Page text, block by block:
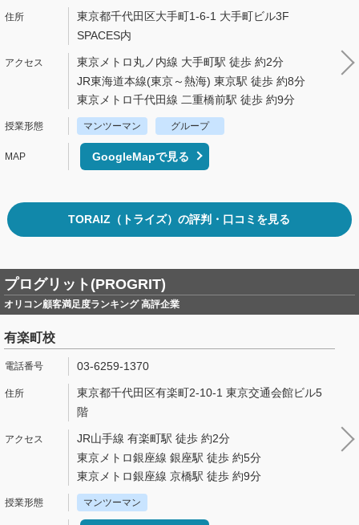
東京都千代田区大手町1-6-1 大手町ビル3F
SPACES内
東京メトロ丸ノ内線 大手町駅 徒歩 約2分
JR東海道本線(東京～熱海) 東京駅 徒歩 約8分
東京メトロ千代田線 二重橋前駅 徒歩 約9分
マンツーマン グループ
GoogleMapで見る
TORAIZ（トライズ）の評判・口コミを見る
プログリット(PROGRIT)
オリコン顧客満足度ランキング 高評企業
有楽町校
03-6259-1370
東京都千代田区有楽町2-10-1 東京交通会館ビル5
階
JR山手線 有楽町駅 徒歩 約2分
東京メトロ銀座線 銀座駅 徒歩 約5分
東京メトロ銀座線 京橋駅 徒歩 約9分
マンツーマン